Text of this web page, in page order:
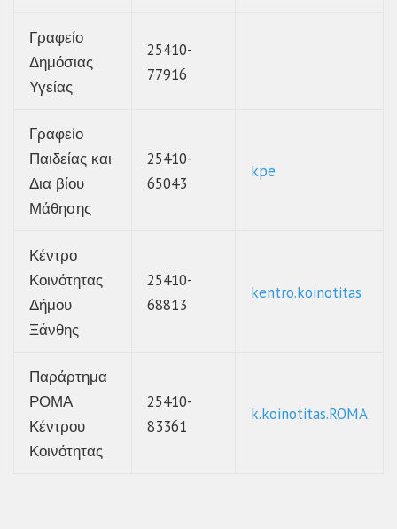
Γραφείο
Δημόσιας
Υγείας
25410-
77916
Γραφείο
Παιδείας και
Δια βίου
Μάθησης
25410-
65043
kpe
Κέντρο
Κοινότητας
Δήμου
Ξάνθης
25410-
68813
kentro.koinotitas
Παράρτημα
ΡΟΜΑ
Κέντρου
Κοινότητας
25410-
83361
k.koinotitas.ROMA